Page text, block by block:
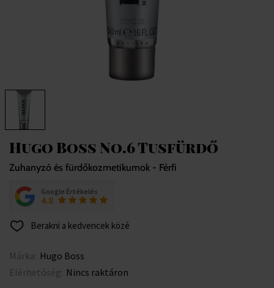
Hugo Boss No.6 Tusfürdő
Zuhanyzó és fürdőkozmetikumok - Férfi
Google Értékelés
4.8
Berakni a kedvencek közé
Márka: Hugo Boss
Elérhetőség: Nincs raktáron